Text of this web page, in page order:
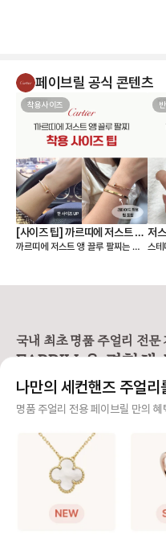
페이브릴 공식 콘텐츠
착용사이즈
[사이즈 팁] 까르띠에 저스트 앵
끌루 팔찌, 여리여리 핏은 이렇
까르띠에 저스트 앵 끌루 팔찌는 얇
손목에 밀착되는 디자인이라, 사이즈
씬 쉬워져요. • 어떤 모델을 살 것인
지 (스몰 or 클래식) • 레이어드까지
❶ 스몰(sm) 모델 얇고 손목을 가볍
게 감싸서 여리여리한 느낌을 주는
디자인으로 너무 헐거우면 특유의 라
는 정도가 좋습니다. ✔️ 내 손목 둘레
에서 한 사이즈 크게 선택을 추천해
요. 👉 예: 손목 둘레 14cm → 15
몰보다 두께감이 확실히 느껴지는 타
존재감 있는 팔찌를 찾는 분들이 선
저
착샷
스테
은
스
요. [사이즈 선택 가이드] ❶ 한 사이
정사
타이
수
택
스트
컨
체
지
국내 최초 명품 주얼리 전문
FABRILL을 경험해
사기 걱정 없는 안전 결제
니면 반환해 드려요.
주얼리 전문 이중 검수
주얼리 검수에 특화된 페이브릴 검수팀
게 확인해요.
나만의 세컨핸즈 주얼리
명품 주얼리 전용 페이브릴 만의 혜